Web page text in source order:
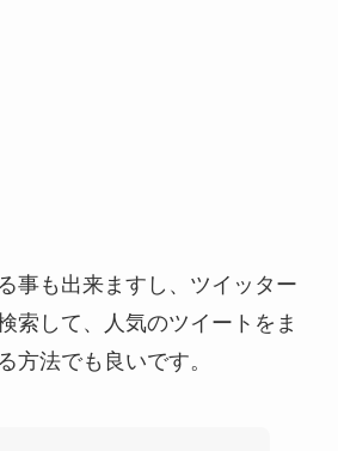
事も出来ますし、ツイッター
索して、人気のツイートをま
方法でも良いです。